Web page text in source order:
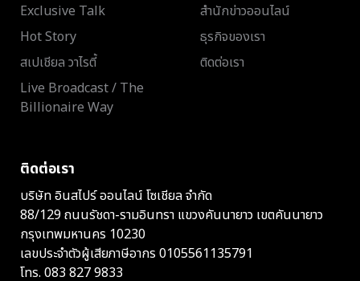
Exclusive Talk
Hot Story
สเปเชียล วาไรตี้
Live Broadcast / The
Billionaire Way
สำนักข่าวออนไลน์
ธุรกิจของเรา
ติดต่อเรา
ติดต่อเรา
บริษัท อินสไปร์ ออนไลน์ โซเชียล จำกัด
88/129 ถนนรัชดา-รามอินทรา แขวงคันนายาว เขตคันนายาว
กรุงเทพมหานคร 10230
เลขประจำตัวผู้เสียภาษีอากร 0105561135791
โทร. 083 827 9833